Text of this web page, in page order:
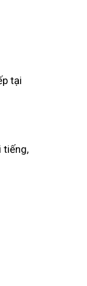
tại
tiếng,